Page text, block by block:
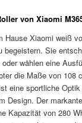
von Xiaomi
Hause Xiaomi weiß
begeistern. Sie
wählen eine
die Maße von 108
eine sportliche
Design. Der
Kapazität von 280